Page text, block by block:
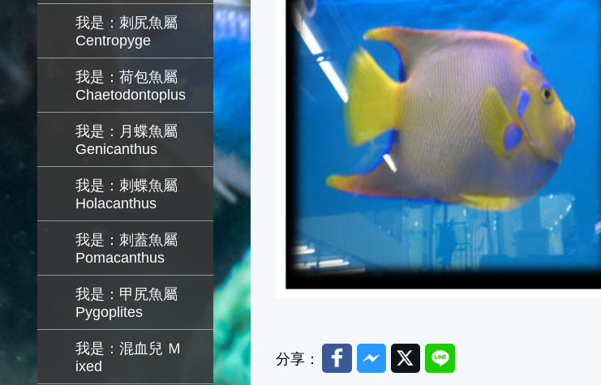
我是：刺尻魚屬
Centropyge
我是：荷包魚屬
Chaetodontoplus
我是：月蝶魚屬
Genicanthus
我是：刺蝶魚屬
Holacanthus
我是：刺蓋魚屬
Pomacanthus
我是：甲尻魚屬
Pygoplites
我是：混血兒 Ｍ
ixed
分享： FacebookMessenger
TwitterLine